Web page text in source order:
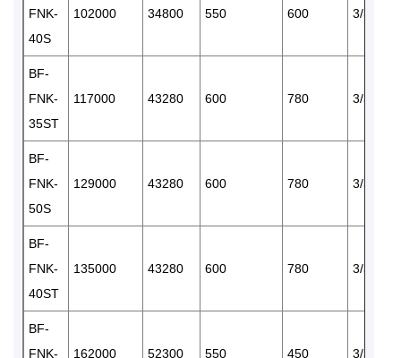
FNK-
40S
102000 34800 550 600 3/380
BF-
FNK-
35ST
117000 43280 600 780 3/380
BF-
FNK-
50S
129000 43280 600 780 3/380
BF-
FNK-
40ST
135000 43280 600 780 3/380
BF-
FNK-
162000 52300 550 450 3/380